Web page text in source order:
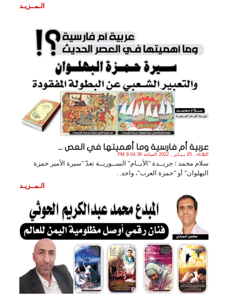
الـمــزيـد
عربية أم فارسية وما أهميتها في العص ...
الثلاثاء , 25 يـنـاير , 2022 الساعة 9:04:36 PM
سلام محمد / جريــدة "الأيــام" الســوريــة تعدّ "سيرة الأمير حمزة
البهلوان" أو "حمزة العرب"، واحد. .
الـمــزيـد